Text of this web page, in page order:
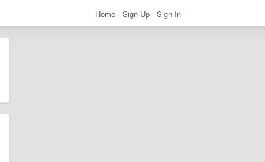
Home Sign Up Sign In